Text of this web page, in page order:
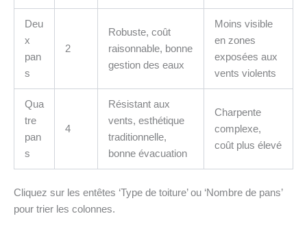
Deu
x
pan
s
2
Robuste, coût
raisonnable, bonne
gestion des eaux
Moins visible
en zones
exposées aux
vents violents
Qua
tre
pan
s
4
Résistant aux
vents, esthétique
traditionnelle,
bonne évacuation
Charpente
complexe,
coût plus élevé
Cliquez sur les entêtes ‘Type de toiture’ ou ‘Nombre de pans’
pour trier les colonnes.